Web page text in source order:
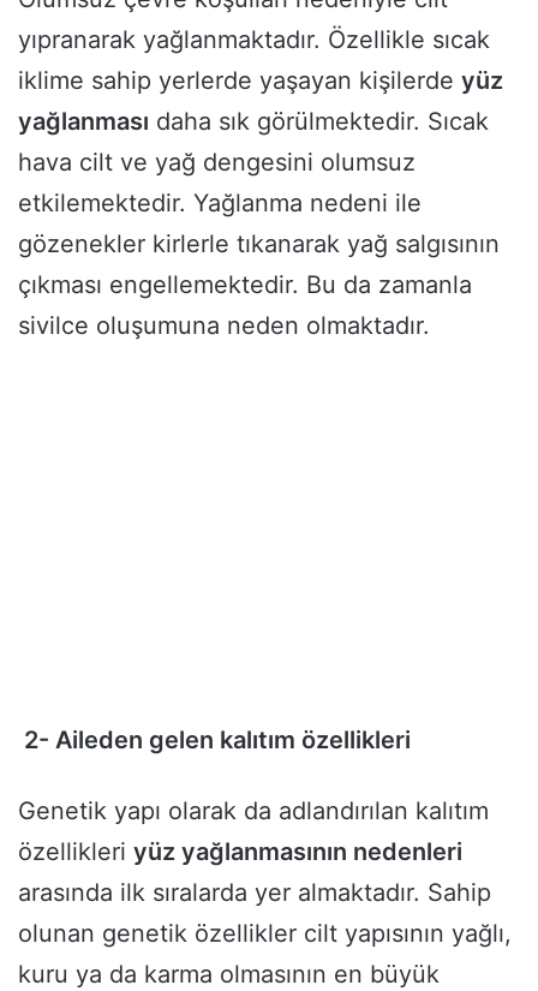
yıpranarak yağlanmaktadır. Özellikle sıcak
iklime sahip yerlerde yaşayan kişilerde yüz
yağlanması daha sık görülmektedir. Sıcak
hava cilt ve yağ dengesini olumsuz
etkilemektedir. Yağlanma nedeni ile
gözenekler kirlerle tıkanarak yağ salgısının
çıkması engellemektedir. Bu da zamanla
sivilce oluşumuna neden olmaktadır.
2- Aileden gelen kalıtım özellikleri
Genetik yapı olarak da adlandırılan kalıtım
özellikleri yüz yağlanmasının nedenleri
arasında ilk sıralarda yer almaktadır. Sahip
olunan genetik özellikler cilt yapısının yağlı,
kuru ya da karma olmasının en büyük